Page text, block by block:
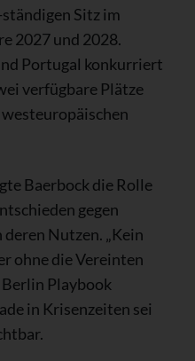
Sitz im
2027 und 2028.
Portugal konkurriert
verfügbare Plätze
Baerbock die Rolle
gegen
Nutzen. „Kein
ohne die Vereinten
Playbook
in Krisenzeiten sei